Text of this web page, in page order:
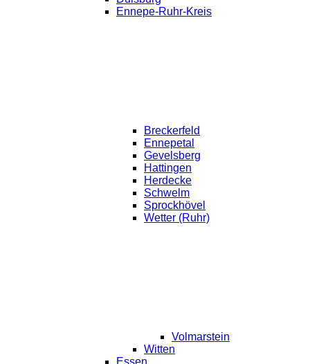
Ennepe-Ruhr-Kreis
Breckerfeld
Ennepetal
Gevelsberg
Hattingen
Herdecke
Schwelm
Sprockhövel
Wetter (Ruhr)
Volmarstein
Witten
Essen